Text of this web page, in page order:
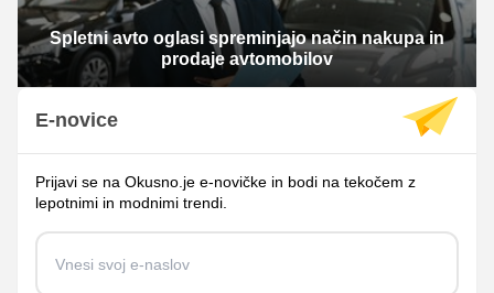
Spletni avto oglasi spreminjajo način nakupa in
prodaje avtomobilov
E-novice
Prijavi se na Okusno.je e-novičke in bodi na tekočem z
lepotnimi in modnimi trendi.